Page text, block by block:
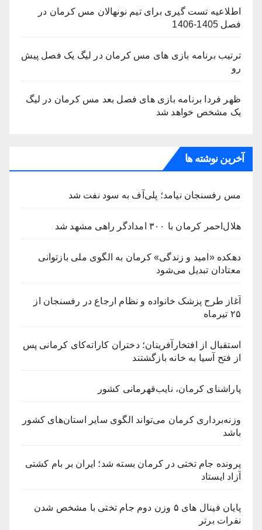
اطلاعیه تست گیری برای تیم نونهالان مس کرمان در
فصل 1405-1406
ترتیب برنامه بازی های مس کرمان در لیگ یک فصل پیش
رو
ظهر فردا برنامه بازی های فصل بعد مس کرمان در لیگ
یک مشخص خواهد شد
آخرین نوشته ها
مس رفسنجان نیامد؛ پلی‌آف به سود نفت شد
هلال‌احمر کرمان با ۳۰۰ امدادگر راهی مشهد شد
دهکده «امید و زندگی» کرمان به الگوی ملی بازتوانی
معتادان تبدیل می‌شود
آغاز طرح پزشک خانواده و نظام ارجاع در رفسنجان از
۲۵ تیرماه
استقبال از افتخارآفرینان؛ دختران کاراته‌کای کرمانی‌ پس
از فتح آسیا به خانه‌ بازگشتند
پاراشنای کرمان، نایب‌قهرمانی کشور
وزنه‌برداری کرمان می‌تواند الگوی سایر استان‌های کشور
باشد
پرونده جام تختی در کرمان بسته شد؛ ایران بر بام کشتی
آزاد ایستاد
پایان فینال های ۵ وزن دوم جام تختی با مشخص شدن
نفرات برتر